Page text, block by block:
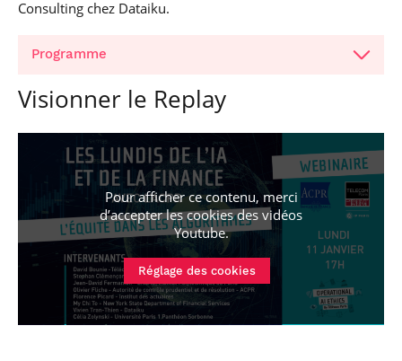
Consulting chez Dataiku.
Programme
Jean-David Fermanian
Télécharger la présentation Regarder la vidéo
Stephan Clémençon
Visionner le Replay
Pour afficher ce contenu, merci
d’accepter les cookiesdes vidéos
Youtube.
Réglage des cookies